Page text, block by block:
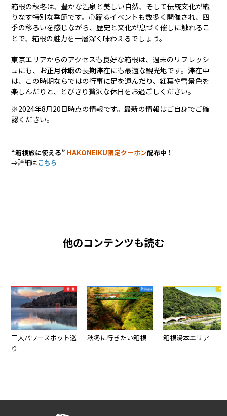
箱根の秋冬は、豊かな温泉と美しい自然、そして伝統文化が織
りなす特別な季節です。心躍るイベントも数多く開催され、四
季の移ろいを感じながら、歴史と文化が息づく催しに触れるこ
とで、箱根の魅力を一層深く味わえるでしょう。
東京エリアからのアクセスも良好な箱根は、週末のリフレッシ
ュにも、お正月休暇の長期滞在にも最適な観光地です。滞在中
は、この時期ならではの行事に足を運んだり、紅葉や雪景色を
楽しんだりと、とびきり贅沢な休日をお過ごしください。
※2024年8月20日時点の情報です。最新の情報はご自身でご確
認ください。
“箱根旅に使える” HAKONEIKU限定クーポン配布中！
⇒詳細はこちら
他のコンテンツも読む
三大パワースポット巡
り
秋冬に行きたい箱根 箱根湯本エリア